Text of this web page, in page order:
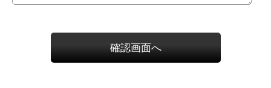
確認画面へ